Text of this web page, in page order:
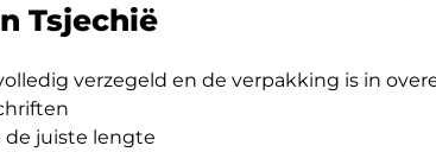
Tsjechië
verzegeld en de verpakking is in
de juiste lengte